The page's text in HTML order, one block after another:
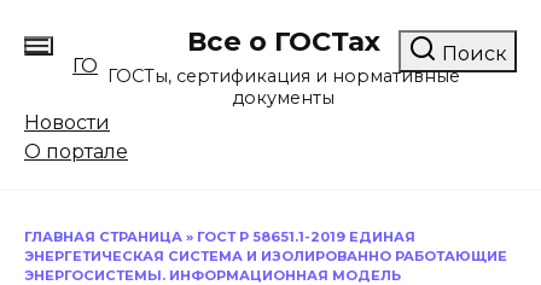
содержанию
ГО
Все о ГОСТах
ГОСТы, сертификация и нормативные
документы
Новости
О портале
Поиск
ГЛАВНАЯ СТРАНИЦА » ГОСТ Р 58651.1-2019 ЕДИНАЯ
ЭНЕРГЕТИЧЕСКАЯ СИСТЕМА И ИЗОЛИРОВАННО РАБОТАЮЩИЕ
ЭНЕРГОСИСТЕМЫ. ИНФОРМАЦИОННАЯ МОДЕЛЬ